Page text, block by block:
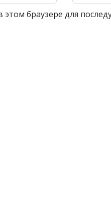
этом браузере для